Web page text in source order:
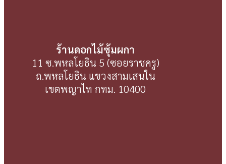
ร้านดอกไม้ซุ้มผกา
11 ซ.พหลโยธิน 5 (ซอยราชครู)
ถ.พหลโยธิน แขวงสามเสนใน
เขตพญาไท กทม. 10400